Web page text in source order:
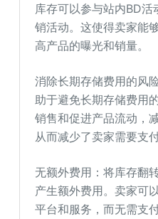
库存可以参与站内BD
销活动。这使得卖家能
高产品的曝光和销量。
消除长期存储费用的风
助于避免长期存储费用
销售和促进产品流动，
从而减少了卖家需要支
无额外费用：将库存翻
产生额外费用。卖家可
平台和服务，而无需支